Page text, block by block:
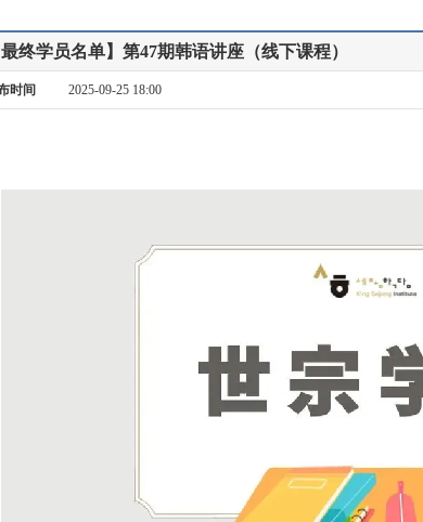
终学员名单】第47期韩语讲座（线下课程）
时间 2025-09-25 18:00